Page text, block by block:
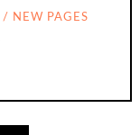
NEW PAGES